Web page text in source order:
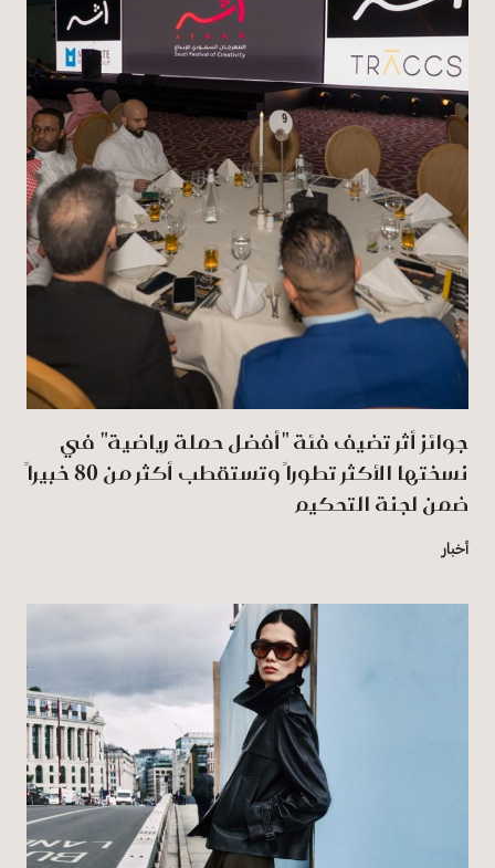
جوائز أثر تضيف فئة "أفضل حملة رياضية" في
نسختها الأكثر تطوراً وتستقطب أكثر من 80 خبيراً
ضمن لجنة التحكيم
أخبار